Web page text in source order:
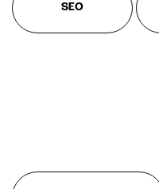
Sistemi di loyalty
Customer segmentation
SEO